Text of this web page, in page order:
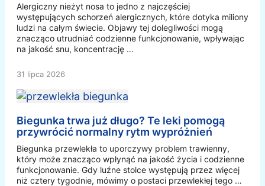
Alergiczny nieżyt nosa to jedno z najczęściej
występujących schorzeń alergicznych, które dotyka miliony
ludzi na całym świecie. Objawy tej dolegliwości mogą
znacząco utrudniać codzienne funkcjonowanie, wpływając
na jakość snu, koncentrację …
31 lipca 2026
Biegunka trwa już długo? Te leki pomogą
przywrócić normalny rytm wypróżnień
Biegunka przewlekła to uporczywy problem trawienny,
który może znacząco wpłynąć na jakość życia i codzienne
funkcjonowanie. Gdy luźne stolce występują przez więcej
niż cztery tygodnie, mówimy o postaci przewlekłej tego …